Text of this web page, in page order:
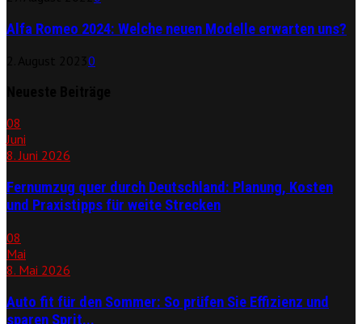
Alfa Romeo 2024: Welche neuen Modelle erwarten uns?
0
08
Juni
8. Juni 2026
Fernumzug quer durch Deutschland: Planung, Kosten
und Praxistipps für weite Strecken
08
Mai
8. Mai 2026
Auto fit für den Sommer: So prüfen Sie Effizienz und
sparen Sprit...